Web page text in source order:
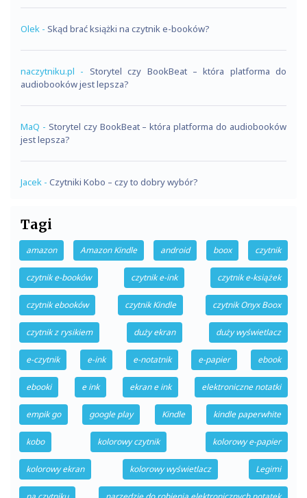
Olek - Skąd brać książki na czytnik e-booków?
naczytniku.pl - Storytel czy BookBeat – która platforma do
audiobooków jest lepsza?
MaQ - Storytel czy BookBeat – która platforma do audiobooków
jest lepsza?
Jacek - Czytniki Kobo – czy to dobry wybór?
Tagi
amazon Amazon Kindle android boox czytnik
czytnik e-booków czytnik e-ink czytnik e-książek
czytnik ebooków czytnik Kindle czytnik Onyx Boox
czytnik z rysikiem duży ekran duży wyświetlacz
e-czytnik e-ink e-notatnik e-papier ebook
ebooki e ink ekran e ink elektroniczne notatki
empik go google play Kindle kindle paperwhite
kobo kolorowy czytnik kolorowy e-papier
kolorowy ekran kolorowy wyświetlacz Legimi